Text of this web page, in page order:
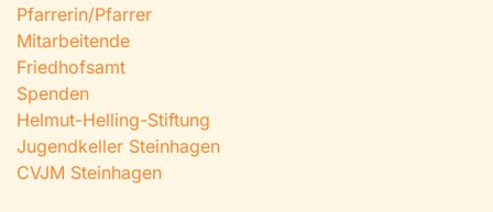
Pfarrerin/Pfarrer
Mitarbeitende
Friedhofsamt
Spenden
Helmut-Helling-Stiftung
Jugendkeller Steinhagen
CVJM Steinhagen